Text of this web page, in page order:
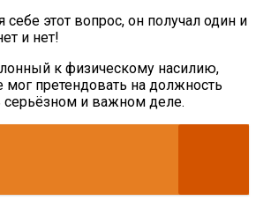
себе этот вопрос, он получал один и
и нет!
к физическому насилию,
претендовать на должность
серьёзном и важном деле.